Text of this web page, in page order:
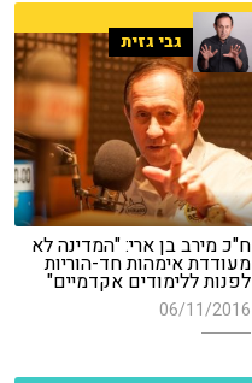
גבי גזית
ח"כ מירב בן ארי: "המדינה לא
מעודדת אימהות חד-הוריות
לפנות ללימודים אקדמיים"
06/11/2016